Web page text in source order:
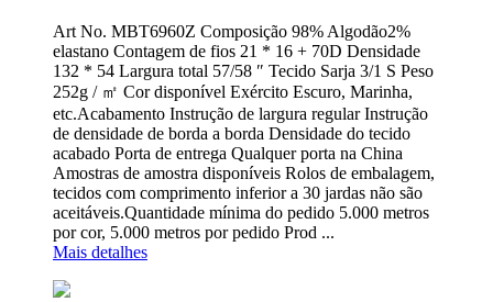
Art No. MBT6960Z Composição 98% Algodão2%
elastano Contagem de fios 21 * 16 + 70D Densidade
132 * 54 Largura total 57/58 ″ Tecido Sarja 3/1 S Peso
252g / ㎡ Cor disponível Exército Escuro, Marinha,
etc.Acabamento Instrução de largura regular Instrução
de densidade de borda a borda Densidade do tecido
acabado Porta de entrega Qualquer porta na China
Amostras de amostra disponíveis Rolos de embalagem,
tecidos com comprimento inferior a 30 jardas não são
aceitáveis.Quantidade mínima do pedido 5.000 metros
por cor, 5.000 metros por pedido Prod ...
Mais detalhes